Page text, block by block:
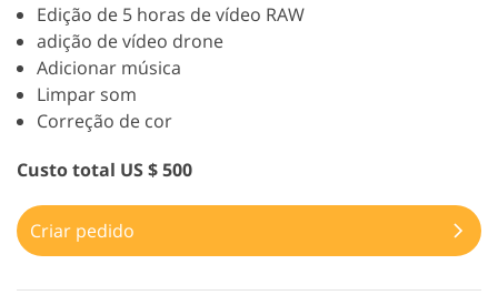
Edição de 5 horas de vídeo RAW
adição de vídeo drone
Adicionar música
Limpar som
Correção de cor
Custo total US $ 500
Criar pedido